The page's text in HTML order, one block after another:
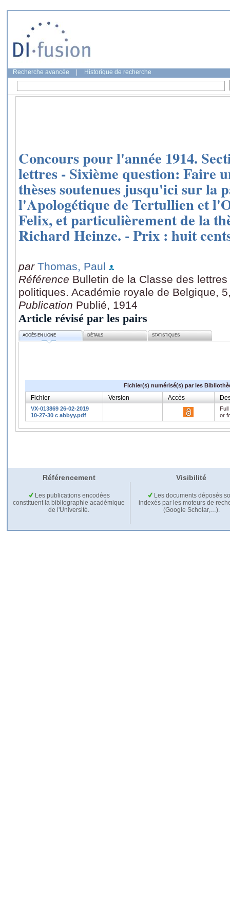
Recherche avancée Historique de recherche
Concours pour l'année 1914.
lettres - Sixième question: Faire
thèses soutenues jusqu'ici sur la
l'Apologétique de Tertullien et
Felix, et particulièrement de la
Richard Heinze. - Prix : huit
par Thomas, Paul
Référence Bulletin de la Classe des
politiques. Académie royale de Belgique,
Publication Publié, 1914
Article révisé par les pairs
ACCÈS EN LIGNE DÉTAILS STATISTIQUES
Fichier(s) numérisé(s) par les
Fichier Version Accès
VX-013869 26-02-2019
10-27-30 c abbyy.pdf
or
Référencement Visibilité
Les publications encodées
constituent la bibliographie académique
de l'Université.
Les documents déposés
indexés par les moteurs de
(Google Scholar,…).